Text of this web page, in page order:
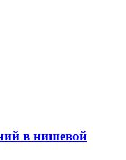
в нишевой